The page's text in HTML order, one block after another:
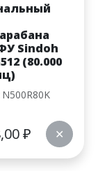
Sindoh
(80.000
₽ ✕